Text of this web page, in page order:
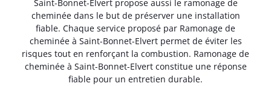
Saint-Bonnet-Elvert propose aussi le ramonage de
cheminée dans le but de préserver une installation
fiable. Chaque service proposé par Ramonage de
cheminée à Saint-Bonnet-Elvert permet de éviter les
risques tout en renforçant la combustion. Ramonage de
cheminée à Saint-Bonnet-Elvert constitue une réponse
fiable pour un entretien durable.